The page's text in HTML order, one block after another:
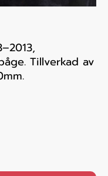
Tillverkad av